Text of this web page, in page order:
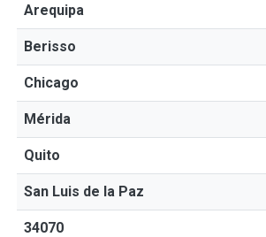
Arequipa
Berisso
Chicago
Mérida
Quito
San Luis de la Paz
34070